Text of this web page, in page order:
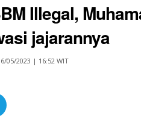
Illegal,
jajarannya
05/2023 | 16:52 WIT